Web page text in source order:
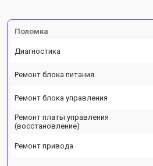
Поломка
Диагностика
Ремонт блока питания
Ремонт блока управления
Ремонт платы управления
(восстановление)
Ремонт привода